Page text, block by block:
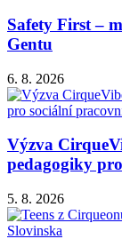
Safety First –
Gentu
6. 8. 2026
Výzva
pedagogiky
5. 8. 2026